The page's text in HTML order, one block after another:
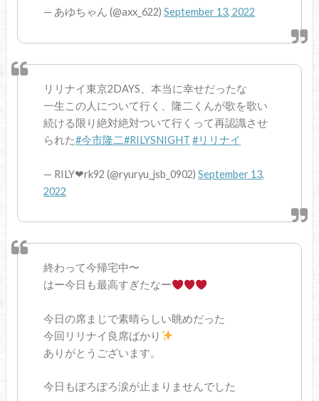
— あゆちゃん (@axx_622)September 13, 2022
リリナイ東京2DAYS、本当に幸せだったな
一生この人について行く、隆二くんが歌を歌い
続ける限り絶対絶対ついて行くって再認識させ
られた#今市隆二#RILYSNIGHT #リリナイ
— RILY❤︎rk92 (@ryuryu_jsb_0902)September 13,
2022
終わって今帰宅中〜
はー今日も最高すぎたなー
今日の席まじで素晴らしい眺めだった
今回リリナイ良席ばかり
ありがとうございます。
今日もぽろぽろ涙が止まりませんでした